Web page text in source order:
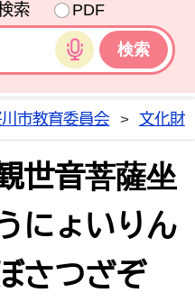
索
PDF
音声検索
市教育委員会 > 文化財
世音菩薩坐
にょいりん
さつざぞ